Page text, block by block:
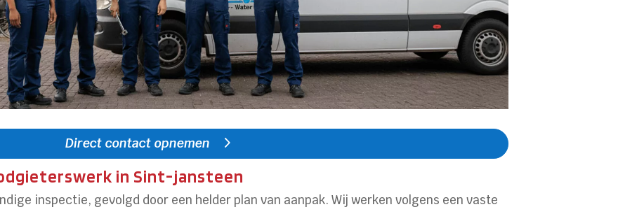
Direct contact opnemen
in Sint-jansteen
inspectie, gevolgd door een helder plan van aanpak. Wij werken volgens een vaste